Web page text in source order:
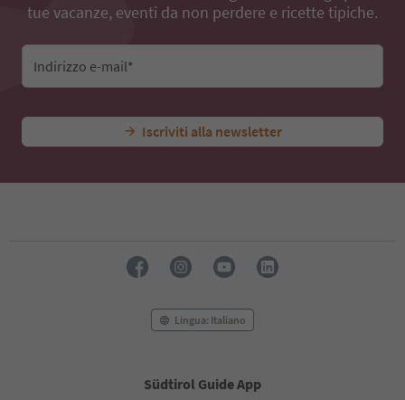
tue vacanze, eventi da non perdere e ricette tipiche.
Indirizzo e-mail*
Iscriviti alla newsletter
Lingua: Italiano
Südtirol Guide App